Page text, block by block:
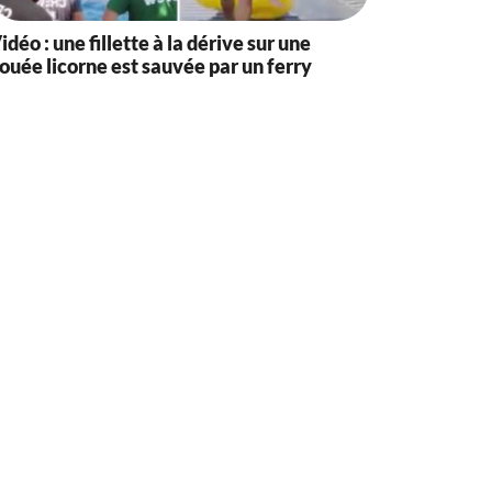
: une fillette à la dérive sur une
licorne est sauvée par un ferry